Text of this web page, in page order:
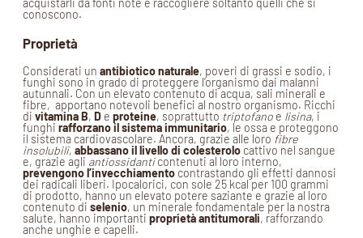
acquistarli da fonti note e raccogliere soltanto quelli che si
conoscono.
Proprietà
Considerati un antibiotico naturale, poveri di grassi e sodio, i
funghi sono in grado di proteggere l’organismo dai malanni
autunnali. Con un elevato contenuto di acqua, sali minerali e
fibre, apportano notevoli benefici al nostro organismo. Ricchi
di vitamina B, D e proteine, soprattutto triptofano e lisina, i
funghi rafforzano il sistema immunitario, le ossa e proteggono
il sistema cardiovascolare. Ancora, grazie alle loro fibre
insolubili, abbassano il livello di colesterolo cattivo nel sangue
e, grazie agli antiossidanticontenuti al loro interno,
prevengono l’invecchiamento contrastando gli effetti dannosi
dei radicali liberi. Ipocalorici, con sole 25 kcal per 100 grammi
di prodotto, hanno un elevato potere saziante e grazie al loro
contenuto di selenio, un minerale fondamentale per la nostra
salute, hanno importanti proprietà antitumorali, rafforzando
anche unghie e capelli.